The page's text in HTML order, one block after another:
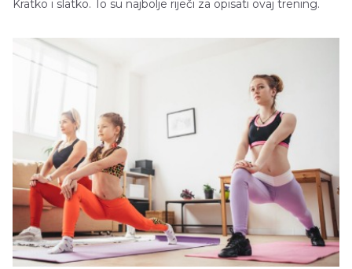
Kratko i slatko. To su najbolje riječi za opisati ovaj trening.